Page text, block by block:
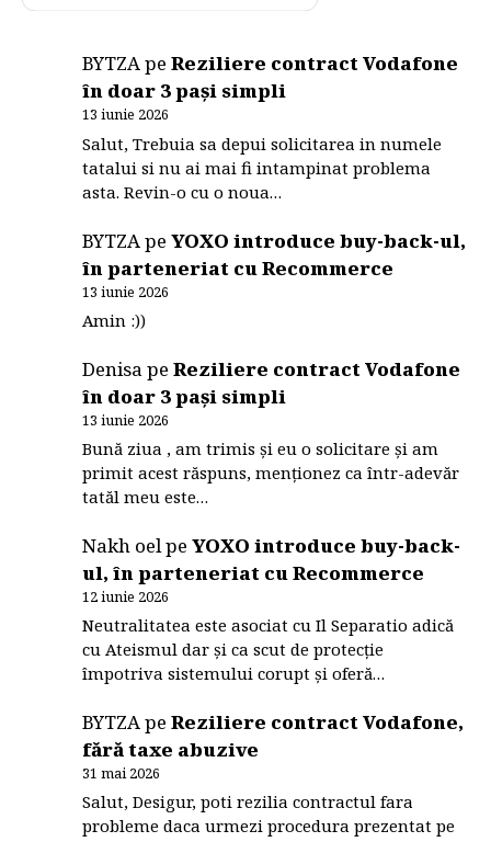
BYTZApeReziliere contract Vodafone
în doar 3 pași simpli
13 iunie 2026
Salut, Trebuia sa depui solicitarea in numele
tatalui si nu ai mai fi intampinat problema
asta. Revin-o cu o noua…
BYTZA peYOXO introduce buy-back-ul,
în parteneriat cu Recommerce
13 iunie 2026
Amin :))
DenisapeReziliere contract Vodafone
în doar 3 pași simpli
13 iunie 2026
Bună ziua , am trimis și eu o solicitare și am
primit acest răspuns, menționez ca într-adevăr
tatăl meu este…
Nakh oelpeYOXO introduce buy-back-
ul, în parteneriat cu Recommerce
12 iunie 2026
Neutralitatea este asociat cu Il Separatio adică
cu Ateismul dar și ca scut de protecție
împotriva sistemului corupt și oferă…
BYTZApeReziliere contract Vodafone,
fără taxe abuzive
31 mai 2026
Salut, Desigur, poti rezilia contractul fara
probleme daca urmezi procedura prezentat pe